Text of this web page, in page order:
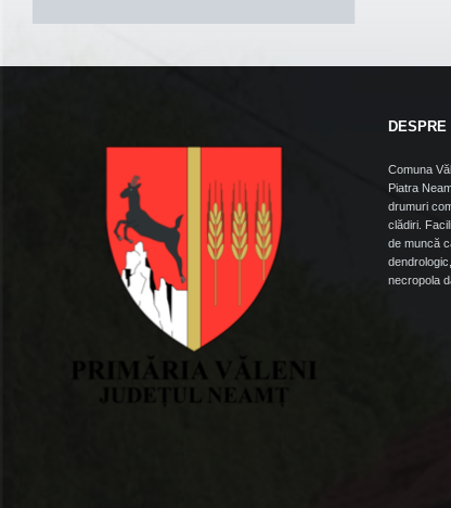
DESPRE
Comuna
Piatra
drumuri
clădiri.
de muncă
necropola